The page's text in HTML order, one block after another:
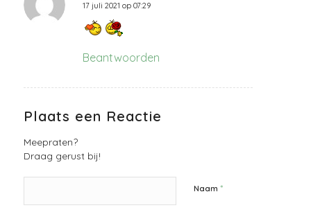
zegt:
17 juli 2021 op 07:29
Beantwoorden
Plaats een Reactie
Meepraten?
Draag gerust bij!
Naam *